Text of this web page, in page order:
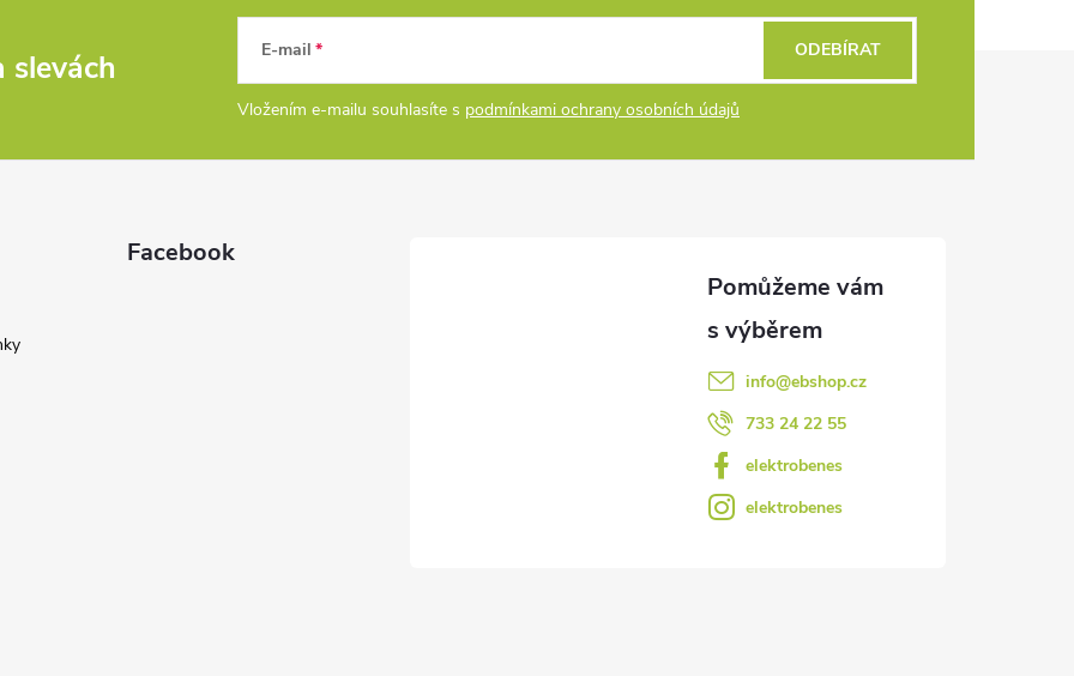
slevách E-mail
Vložením e-mailu souhlasíte s podmínkami ochrany osobních údajů
ODEBÍRAT
Facebook
info@ebshop.cz
733 24 22 55
elektrobenes
elektrobenes